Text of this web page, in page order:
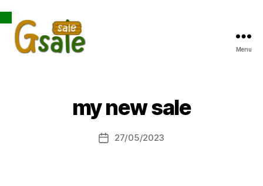
Open toolbar
Menu
my new sale
Post27/05/2023